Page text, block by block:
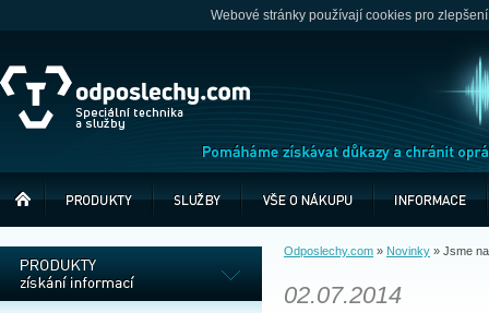
Webové stránky používají cookies pro
Odposlechy.com » Novinky » Jsme
02.07.2014